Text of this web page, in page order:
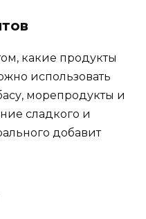
какие продукты
использовать
морепродукты и
сладкого и
добавит